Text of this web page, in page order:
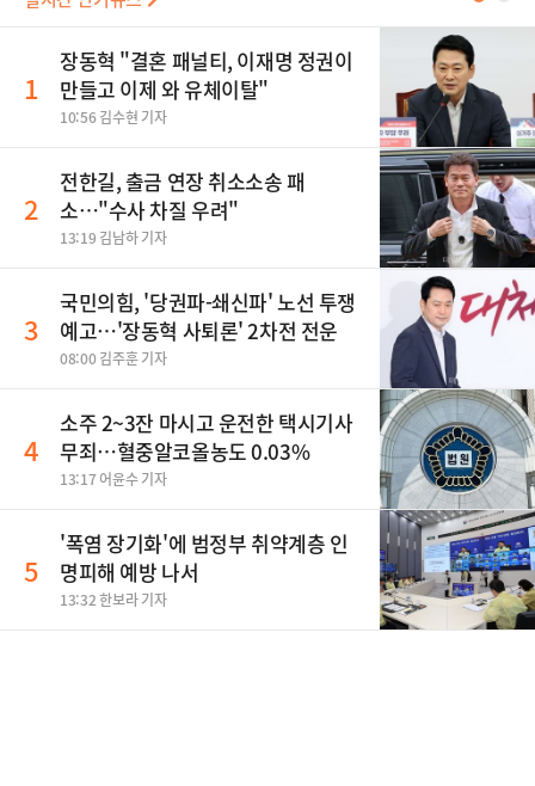
1
장동혁 "결혼 패널티, 이재명 정권이
만들고 이제 와 유체이탈"
10:56 김수현 기자
2
전한길, 출금 연장 취소소송 패
소…"수사 차질 우려"
13:19 김남하 기자
3
국민의힘, '당권파-쇄신파' 노선 투쟁
예고…'장동혁 사퇴론' 2차전 전운
08:00 김주훈 기자
4
소주 2~3잔 마시고 운전한 택시기사
무죄…혈중알코올농도 0.03%
13:17 어윤수 기자
5
'폭염 장기화'에 범정부 취약계층 인
명피해 예방 나서
13:32 한보라 기자